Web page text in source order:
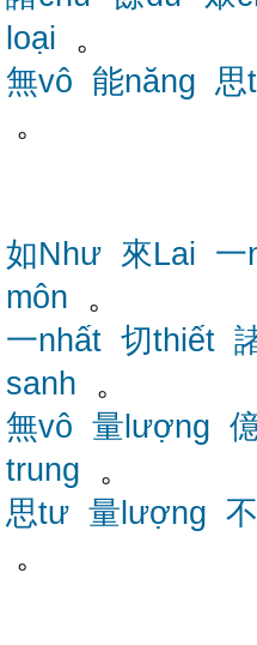
loại 。
無vô 能năng 思
。
如Như 來Lai 一
môn 。
一nhất 切thiết
sanh 。
無vô 量lượng
trung 。
思tư 量lượng
。